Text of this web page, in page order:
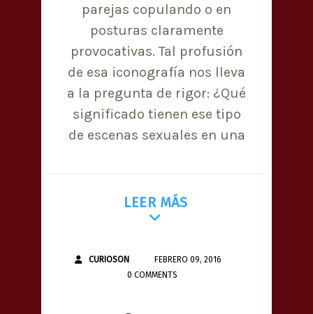
parejas copulando o en
posturas claramente
provocativas. Tal profusión
de esa iconografía nos lleva
a la pregunta de rigor: ¿Qué
significado tienen ese tipo
de escenas sexuales en una
LEER MÁS
CURIOSON
FEBRERO 09, 2016
0 COMMENTS